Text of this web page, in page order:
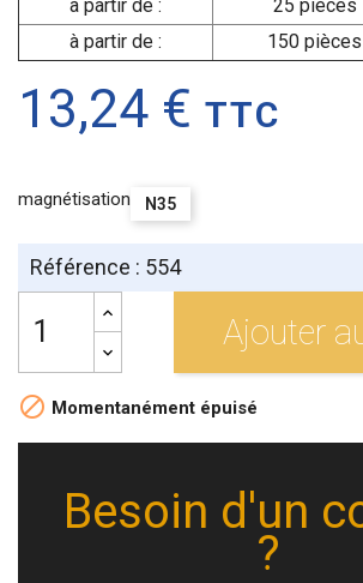
à partir de : 25 pièces
à partir de :
150 pièces
13,24 € TTC
magnétisation N35
Référence : 554
Ajouter
 Momentanément épuisé
Besoin d'un
?